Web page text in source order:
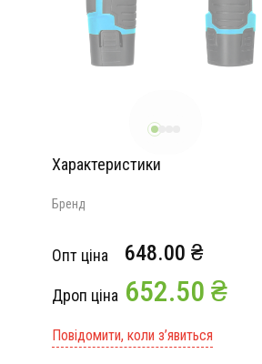
Характеристики
Бренд
Опт ціна 648.00 ₴
Дроп ціна 652.50 ₴
Повідомити, коли з’явиться